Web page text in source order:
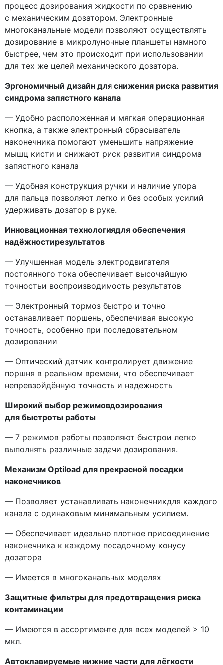
процесс дозирования жидкости по сравнению
с механическим дозатором. Электронные
многоканальные модели позволяют осуществлять
дозирование в микролуночные планшеты намного
быстрее, чем это происходит при использовании
для тех же целей механического дозатора.
Эргономичный дизайн для снижения риска развития
синдрома запястного канала
— Удобно расположенная и мягкая операционная
кнопка, а также электронный сбрасыватель
наконечника помогают уменьшить напряжение
мышц кисти и снижают риск развития синдрома
запястного канала
— Удобная конструкция ручки и наличие упора
для пальца позволяют легко и без особых усилий
удерживать дозатор в руке.
Инновационная технологиядля обеспечения
надёжностирезультатов
— Улучшенная модель электродвигателя
постоянного тока обеспечивает высочайшую
точностьи воспроизводимость результатов
— Электронный тормоз быстро и точно
останавливает поршень, обеспечивая высокую
точность, особенно при последовательном
дозировании
— Оптический датчик контролирует движение
поршня в реальном времени, что обеспечивает
непревзойдённую точность и надежность
Широкий выбор режимовдозирования
для быстроты работы
— 7 режимов работы позволяют быстрои легко
выполнять различные задачи дозирования.
Механизм Optiload для прекрасной посадки
наконечников
— Позволяет устанавливать наконечникдля каждого
канала с одинаковым минимальным усилием.
— Обеспечивает идеально плотное присоединение
наконечника к каждому посадочному конусу
дозатора
— Имеется в многоканальных моделях
Защитные фильтры для предотвращения риска
контаминации
— Имеются в ассортименте для всех моделей > 10
мкл.
Автоклавируемые нижние части для лёгкости